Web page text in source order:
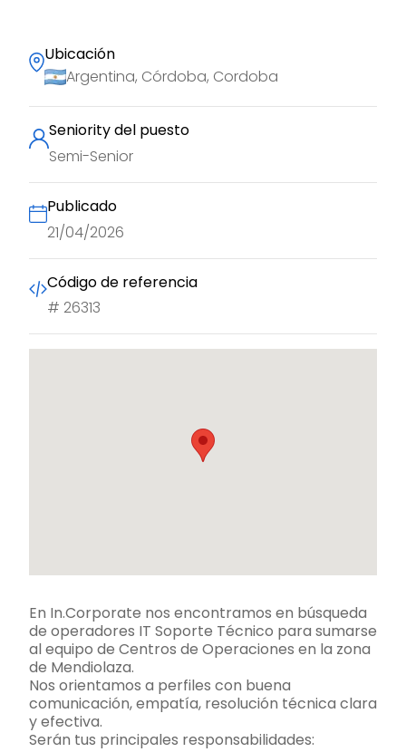
En In.Corporate nos encontramos en búsqueda
de operadores IT Soporte Técnico para sumarse
al equipo de Centros de Operaciones en la zona
de Mendiolaza.
Nos orientamos a perfiles con buena
comunicación, empatía, resolución técnica clara
y efectiva.
Serán tus principales responsabilidades:
Ubicación
Argentina, Córdoba, Cordoba
Seniority del puesto
Semi-Senior
Publicado
21/04/2026
Código de referencia
# 26313